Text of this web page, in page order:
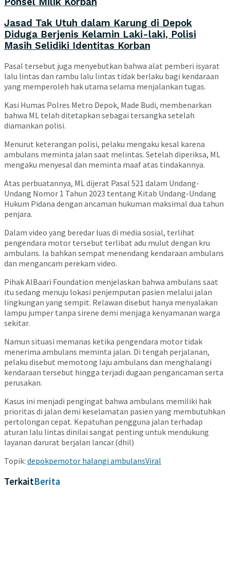
Jasad Tak Utuh dalam Karung di Depok
Diduga Berjenis Kelamin Laki-laki, Polisi
Masih Selidiki Identitas Korban
Pasal tersebut juga menyebutkan bahwa alat pemberi isyarat
lalu lintas dan rambu lalu lintas tidak berlaku bagi kendaraan
yang memperoleh hak utama selama menjalankan tugas.
Kasi Humas Polres Metro Depok, Made Budi, membenarkan
bahwa ML telah ditetapkan sebagai tersangka setelah
diamankan polisi.
Menurut keterangan polisi, pelaku mengaku kesal karena
ambulans meminta jalan saat melintas. Setelah diperiksa, ML
mengaku menyesal dan meminta maaf atas tindakannya.
Atas perbuatannya, ML dijerat Pasal 521 dalam Undang-
Undang Nomor 1 Tahun 2023 tentang Kitab Undang-Undang
Hukum Pidana dengan ancaman hukuman maksimal dua tahun
penjara.
Dalam video yang beredar luas di media sosial, terlihat
pengendara motor tersebut terlibat adu mulut dengan kru
ambulans. Ia bahkan sempat menendang kendaraan ambulans
dan mengancam perekam video.
PihakAlBaari Foundation menjelaskan bahwa ambulans saat
itu sedang menuju lokasi penjemputan pasien melalui jalan
lingkungan yang sempit. Relawan disebut hanya menyalakan
lampu jumper tanpa sirene demi menjaga kenyamanan warga
sekitar.
Namun situasi memanas ketika pengendara motor tidak
menerima ambulans meminta jalan. Di tengah perjalanan,
pelaku disebut memotong laju ambulans dan menghalangi
kendaraan tersebut hingga terjadi dugaan pengancaman serta
perusakan.
Kasus ini menjadi pengingat bahwa ambulans memiliki hak
prioritas di jalan demi keselamatan pasien yang membutuhkan
pertolongan cepat. Kepatuhan pengguna jalan terhadap
aturan lalu lintas dinilai sangat penting untuk mendukung
layanan darurat berjalan lancar.(dhil)
Topik: depokpemotor halangi ambulansViral
TerkaitBerita